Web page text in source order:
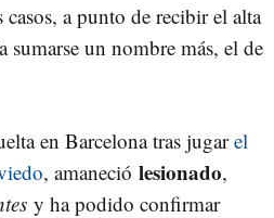
a punto de recibir el alta
un nombre más, el de
en Barcelona tras jugarel
, amaneció lesionado,
y ha podido confirmar